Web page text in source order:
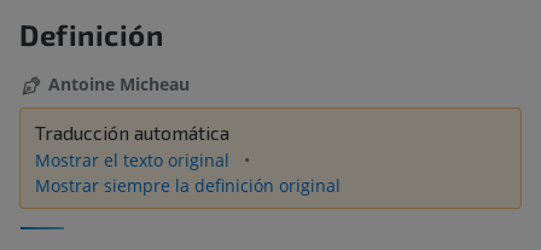
Definición
Antoine Micheau
Traducción automática
Mostrar el texto original
Mostrar siempre la definición original